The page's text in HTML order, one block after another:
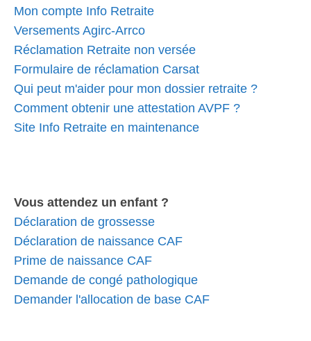
Mon compte Info Retraite
Versements Agirc-Arrco
Réclamation Retraite non versée
Formulaire de réclamation Carsat
Qui peut m'aider pour mon dossier retraite ?
Comment obtenir une attestation AVPF ?
Site Info Retraite en maintenance
Vous attendez un enfant ?
Déclaration de grossesse
Déclaration de naissance CAF
Prime de naissance CAF
Demande de congé pathologique
Demander l'allocation de base CAF